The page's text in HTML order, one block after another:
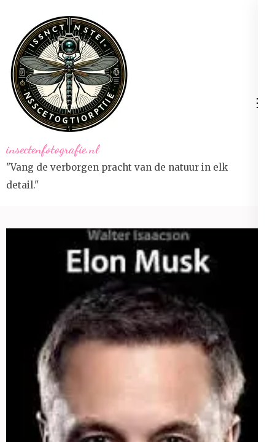
inhoud
(druk
op
Enter)
insectenfotografie.nl
"Vang de verborgen pracht van de natuur in elk
detail."